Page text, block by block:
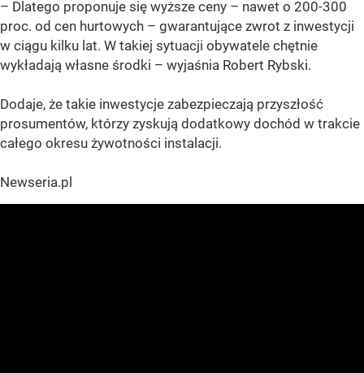
– Dlatego proponuje się wyższe ceny – nawet o 200-300
proc. od cen hurtowych – gwarantujące zwrot z inwestycji
w ciągu kilku lat. W takiej sytuacji obywatele chętnie
wykładają własne środki – wyjaśnia Robert Rybski.
Dodaje, że takie inwestycje zabezpieczają przyszłość
prosumentów, którzy zyskują dodatkowy dochód w trakcie
całego okresu żywotności instalacji.
Newseria.pl